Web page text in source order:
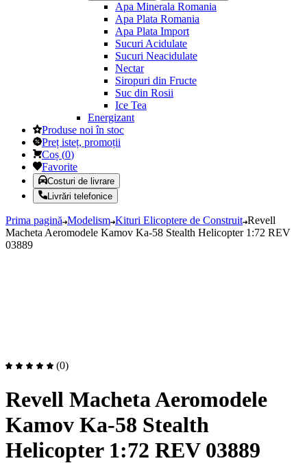
Apa Minerala Romania
Apa Plata Romania
Apa Plata Import
Sucuri Acidulate
Sucuri Neacidulate
Nectar
Siropuri din Fructe
Suc din Rosii
Ice Tea
Energizant
Produse noi în stoc
Preț isteț, promoții
Coș (0)
Favorite
Costuri de livrare
Livrări telefonice
Prima pagină Modelism Kituri Elicoptere de Construit Revell
Macheta Aeromodele Kamov Ka-58 Stealth Helicopter 1:72 REV
03889
(0)
Revell Macheta Aeromodele
Kamov Ka-58 Stealth
Helicopter 1:72 REV 03889